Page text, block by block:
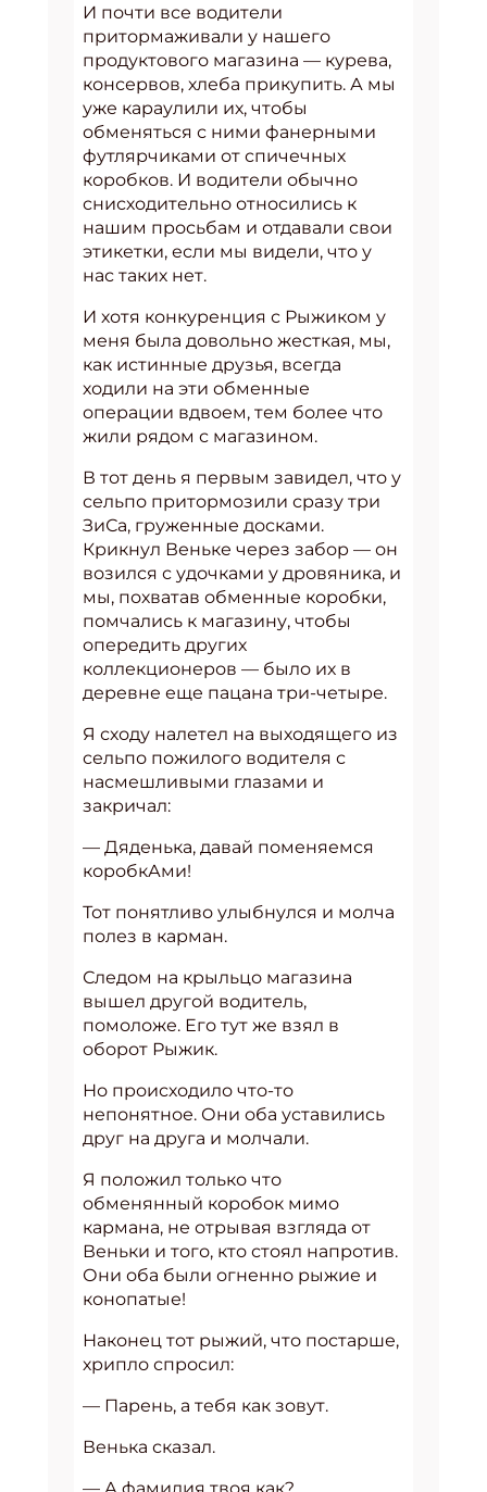
И почти все водители
притормаживали у нашего
продуктового магазина — курева,
консервов, хлеба прикупить. А мы
уже караулили их, чтобы
обменяться с ними фанерными
футлярчиками от спичечных
коробков. И водители обычно
снисходительно относились к
нашим просьбам и отдавали свои
этикетки, если мы видели, что у
нас таких нет.
И хотя конкуренция с Рыжиком у
меня была довольно жесткая, мы,
как истинные друзья, всегда
ходили на эти обменные
операции вдвоем, тем более что
жили рядом с магазином.
В тот день я первым завидел, что у
сельпо притормозили сразу три
ЗиСа, груженные досками.
Крикнул Веньке через забор — он
возился с удочками у дровяника, и
мы, похватав обменные коробки,
помчались к магазину, чтобы
опередить других
коллекционеров — было их в
деревне еще пацана три-четыре.
Я сходу налетел на выходящего из
сельпо пожилого водителя с
насмешливыми глазами и
закричал:
— Дяденька, давай поменяемся
коробкАми!
Тот понятливо улыбнулся и молча
полез в карман.
Следом на крыльцо магазина
вышел другой водитель,
помоложе. Его тут же взял в
оборот Рыжик.
Но происходило что-то
непонятное. Они оба уставились
друг на друга и молчали.
Я положил только что
обменянный коробок мимо
кармана, не отрывая взгляда от
Веньки и того, кто стоял напротив.
Они оба были огненно рыжие и
конопатые!
Наконец тот рыжий, что постарше,
хрипло спросил:
— Парень, а тебя как зовут.
Венька сказал.